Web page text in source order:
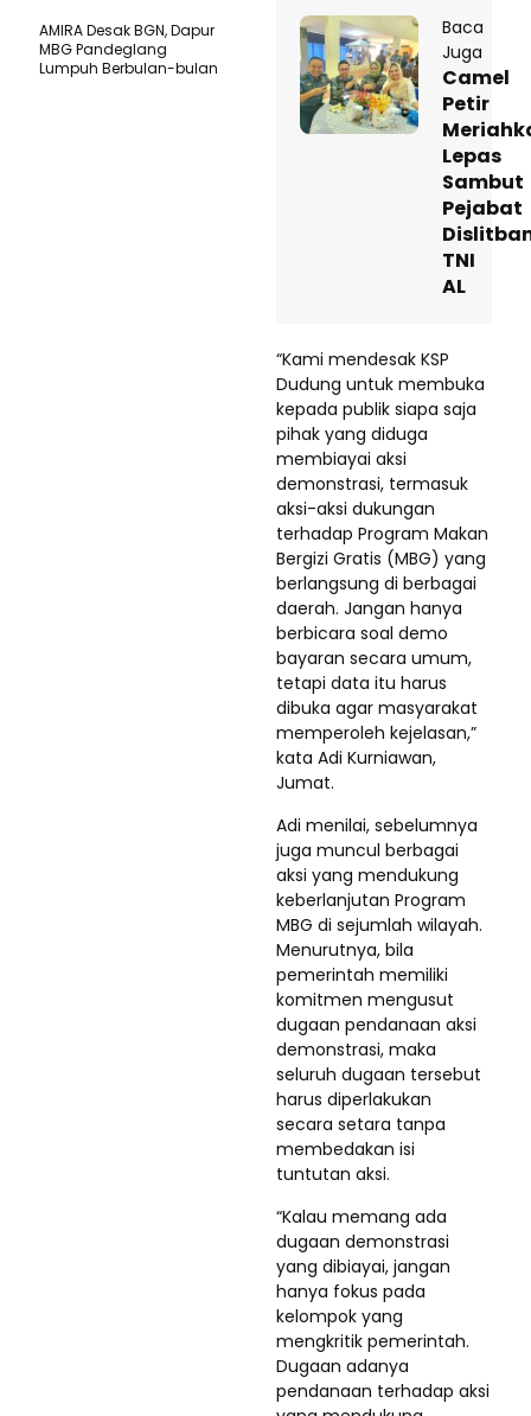
Baca
Juga
Camel
Petir
Lepas
Sambut
Pejabat
TNI
AL
“Kami mendesak KSP
Dudung untuk membuka
kepada publik siapa saja
pihak yang diduga
membiayai aksi
demonstrasi, termasuk
aksi-aksi dukungan
terhadap Program Makan
Bergizi Gratis (MBG) yang
berlangsung di berbagai
daerah. Jangan hanya
berbicara soal demo
bayaran secara umum,
tetapi data itu harus
dibuka agar masyarakat
memperoleh kejelasan,”
kata Adi Kurniawan,
Jumat.
Adi menilai, sebelumnya
juga muncul berbagai
aksi yang mendukung
keberlanjutan Program
MBG di sejumlah wilayah.
Menurutnya, bila
pemerintah memiliki
komitmen mengusut
dugaan pendanaan aksi
demonstrasi, maka
seluruh dugaan tersebut
harus diperlakukan
secara setara tanpa
membedakan isi
tuntutan aksi.
“Kalau memang ada
dugaan demonstrasi
yang dibiayai, jangan
hanya fokus pada
kelompok yang
mengkritik pemerintah.
Dugaan adanya
pendanaan terhadap aksi
AMIRA Desak BGN, Dapur
MBG Pandeglang
Lumpuh Berbulan-bulan